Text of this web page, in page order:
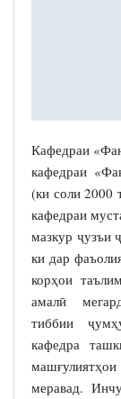
Кафедраи
кафедраи
(ки соли 2000
кафедраи
мазкур ҷузъи
ки дар
корҳои
амалӣ
тиббии
кафедра
меравад.